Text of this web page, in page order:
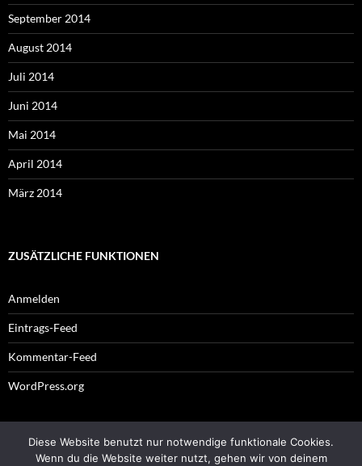
September 2014
August 2014
Juli 2014
Juni 2014
Mai 2014
April 2014
März 2014
ZUSÄTZLICHE FUNKTIONEN
Anmelden
Eintrags-Feed
Kommentar-Feed
WordPress.org
Impressum
Diese Website benutzt nur notwendige funktionale Cookies.
Wenn du die Website weiter nutzt, gehen wir von deinem